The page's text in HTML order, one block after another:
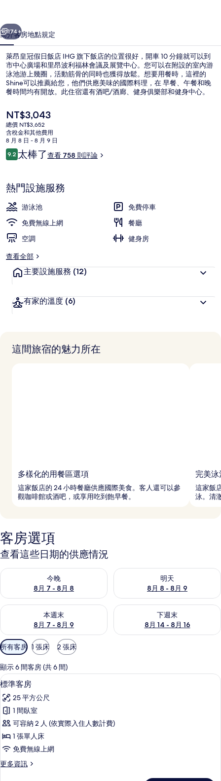
店
IHG
旗
下
飯
店
的
相
片
個 下一個
174+
簡介客房地點規定
萊昂皇冠假日飯店 IHG 旗下飯店的位置很好，開車 10 分鐘就可以到
市中心廣場和里昂波利福林會議及展覽中心。您可以在附設的室內游
泳池游上幾圈，活動筋骨的同時也獲得放鬆。想要用餐時，這裡的
Shine可以推薦給您，他們供應美味的國際料理，在 早餐、午餐和晚
餐時間均有開放。此住宿還有酒吧/酒廊、健身俱樂部和健身中心。
目
前
的
價
格
是
NT$3,043
總價 NT$3,652
含稅金和其他費用
8 月 8 日 - 8 月 9 日
評
論
9.29.2 分，滿分 10 分，
太棒了查看 758 則評論
熱門設施服務
游泳池
免費停車
免費無線上網
餐廳
空調
健身房
查看全部
主要設施服務 (12)
有家的溫度 (6)
這間旅宿的魅力所在
多樣化的用餐區選項
這家飯店的 24 小時餐廳供應國際美食。客人還可以參
觀咖啡館或酒吧，或享用吃到飽早餐。
完美泳
這家飯
泳。清
客房選項
查看這些日期的供應情況
今晚
8月 7 - 8月 8
查看今晚 (8月 7 - 8月 8) 的供應情況
明天
8月 8 - 8月 9
查看明天 (8月 8 - 8月 9) 的供
本週末
8月 7 - 8月 9
查看本週末 (8月 7 - 8月 9) 的供應情況
下週末
8月 14 - 8月 16
查看下週末 (8月 14 - 8月 16)
可
用
的
客
房
篩
選
條
所有客房 1 張床 2 張床
顯示 6 間客房 (共 6 間)
顯
示
標
準
客
房
的
所
高級寢具、客房內保險箱、書桌、熨
5
標準客房
25 平方公尺
1 間臥室
可容納 2 人 (依實際入住人數計費)
1 張單人床
免費無線上網
更多資訊
更